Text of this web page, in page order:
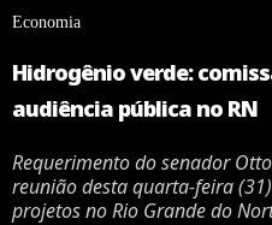
Economia
Hidrogênio verde:
audiência pública no RN
Requerimento do senador
reunião desta quarta-feira
projetos no Rio Grande do